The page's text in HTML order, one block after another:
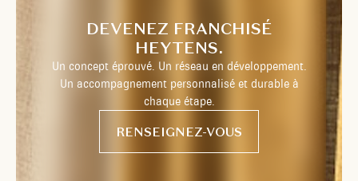
DEVENEZ FRANCHISÉ
HEYTENS.
Un concept éprouvé. Un réseau en développement.
Un accompagnement personnalisé et durable à
chaque étape.
RENSEIGNEZ-VOUS